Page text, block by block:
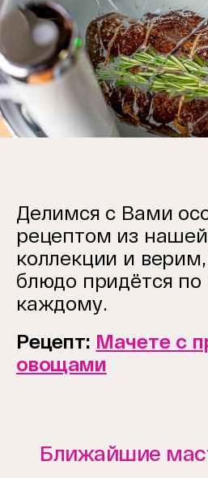
Делимся с Вами
рецептом из
коллекции и верим,
блюдо придётся по
каждому.
Рецепт: Мачете с
овощами
Ближайшие